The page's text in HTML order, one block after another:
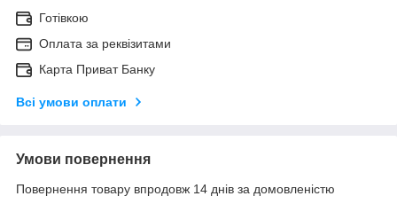
Готівкою
Оплата за реквізитами
Карта Приват Банку
Всі умови оплати
Умови повернення
Повернення товару впродовж 14 днів за домовленістю